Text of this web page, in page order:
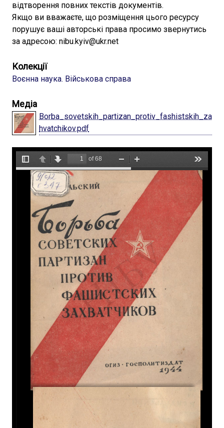
відтворення повних текстів документів.
Якщо ви вважаєте, що розміщення цього ресурсу
порушує ваші авторські права просимо звернутись
за адресою: nibu.kyiv@ukr.net
Колекції
Воєнна наука. Військова справа
Медіа
Borba_sovetskih_partizan_protiv_fashistskih_za
hvatchikov.pdf